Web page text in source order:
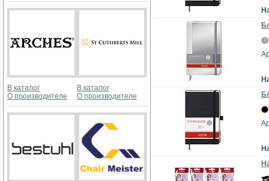
В каталог
О производителе
В каталог
О производителе